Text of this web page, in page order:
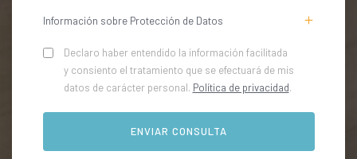
Información sobre Protección de Datos
Declaro haber entendido la información facilitada
y consiento el tratamiento que se efectuará de mis
datos de carácter personal. Política de privacidad.